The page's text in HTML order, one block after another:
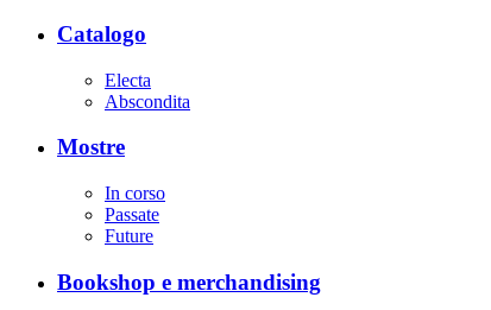
Catalogo
Electa
Abscondita
Mostre
In corso
Passate
Future
Bookshop e merchandising